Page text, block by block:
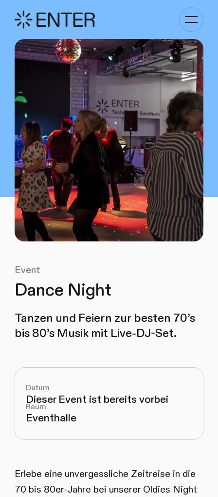
anzeigen
Event
Dance Night
Tanzen und Feiern zur besten 70’s
bis 80’s Musik mit Live-DJ-Set.
Datum
Dieser Event ist bereits vorbei
Raum
Eventhalle
Erlebe eine unvergessliche Zeitreise in die
70 bis 80er-Jahre bei unserer Oldies Night